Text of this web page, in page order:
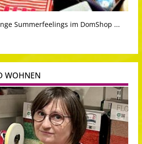
Summerfeelings im DomShop ...
WOHNEN